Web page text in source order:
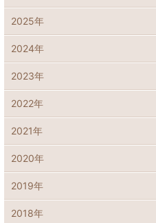
2025年
2024年
2023年
2022年
2021年
2020年
2019年
2018年